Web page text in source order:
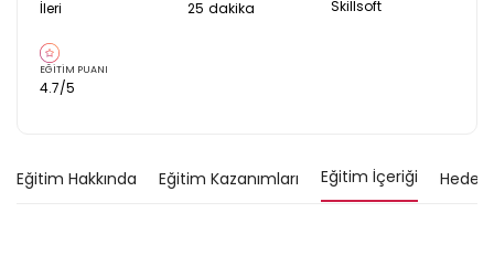
İleri 25 dakika Skillsoft
EĞİTİM PUANI
4.7/5
Eğitim Hakkında Eğitim Kazanımları Eğitim İçeriği Hedef